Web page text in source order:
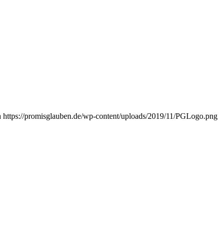
https://promisglauben.de/wp-content/uploads/2019/11/PGLogo.png